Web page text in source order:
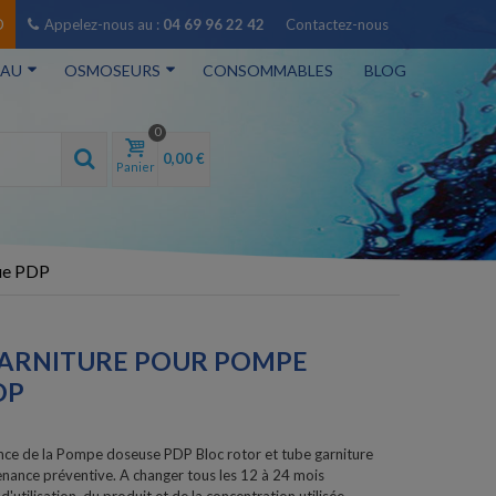
Contactez-nous
Appelez-nous au : 04 69 96 22 42
OSMOSEURS CONSOMMABLES BLOG
Panier
0
0,00 €
PDP
POUR POMPE
de la Pompe doseuse PDP Bloc rotor et tube garniture
préventive. A changer tous les 12 à 24 mois